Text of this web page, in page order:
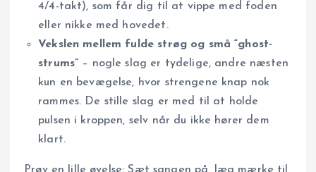
4/4-takt), som får dig til at vippe med foden
eller nikke med hovedet.
Vekslen mellem fulde strøg og små “ghost-
strums” – nogle slag er tydelige, andre næsten
kun en bevægelse, hvor strengene knap nok
rammes. De stille slag er med til at holde
pulsen i kroppen, selv når du ikke hører dem
klart.